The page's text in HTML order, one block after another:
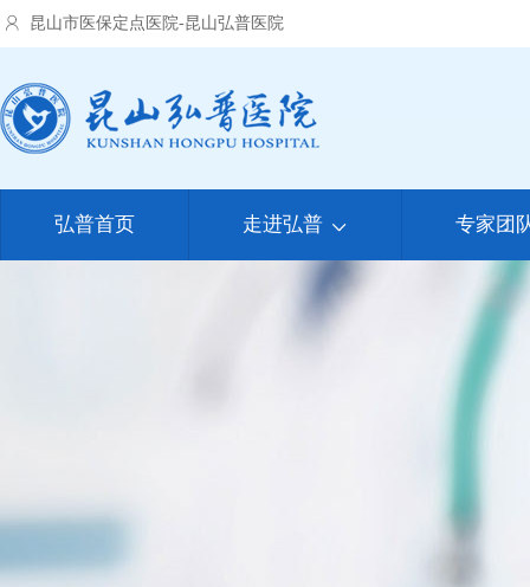
昆山市医保定点医院-昆山弘普医院
弘普首页 走进弘普  专家团